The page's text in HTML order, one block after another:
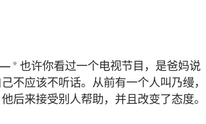
*也许你看过一个电视节目， 是爸妈说
不应该不听话。 从前有一个人叫乃缦，
他后来接受别人帮助， 并且改变了态度。